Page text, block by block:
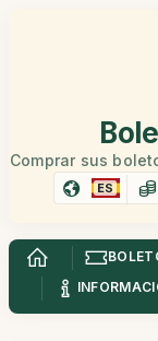
Comprar sus
ES